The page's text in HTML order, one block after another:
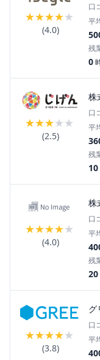
★★★★★
(4.0)
口
平
残
0
★★★★★
(2.5)
株
口
平
残
10
★★★★★
(4.0)
株
口
平
残
20
★★★★★
(3.8)
グ
口
平